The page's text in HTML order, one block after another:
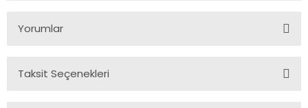
Yorumlar
Taksit Seçenekleri